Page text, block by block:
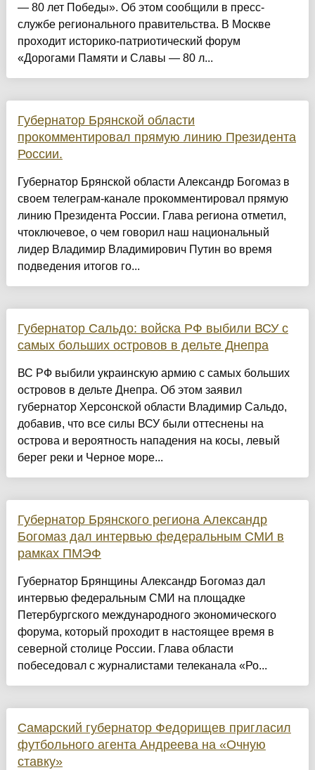
— 80 лет Победы». Об этом сообщили в пресс-
службе регионального правительства. В Москве
проходит историко-патриотический форум
«Дорогами Памяти и Славы — 80 л...
Губернатор Брянской области
прокомментировал прямую линию Президента
России.
Губернатор Брянской области Александр Богомаз в
своем телеграм-канале прокомментировал прямую
линию Президента России. Глава региона отметил,
чтоключевое, о чем говорил наш национальный
лидер Владимир Владимирович Путин во время
подведения итогов го...
Губернатор Сальдо: войска РФ выбили ВСУ с
самых больших островов в дельте Днепра
ВС РФ выбили украинскую армию с самых больших
островов в дельте Днепра. Об этом заявил
губернатор Херсонской области Владимир Сальдо,
добавив, что все силы ВСУ были оттеснены на
острова и вероятность нападения на косы, левый
берег реки и Черное море...
Губернатор Брянского региона Александр
Богомаз дал интервью федеральным СМИ в
рамках ПМЭФ
Губернатор Брянщины Александр Богомаз дал
интервью федеральным СМИ на площадке
Петербургского международного экономического
форума, который проходит в настоящее время в
северной столице России. Глава области
побеседовал с журналистами телеканала «Ро...
Самарский губернатор Федорищев пригласил
футбольного агента Андреева на «Очную
ставку»